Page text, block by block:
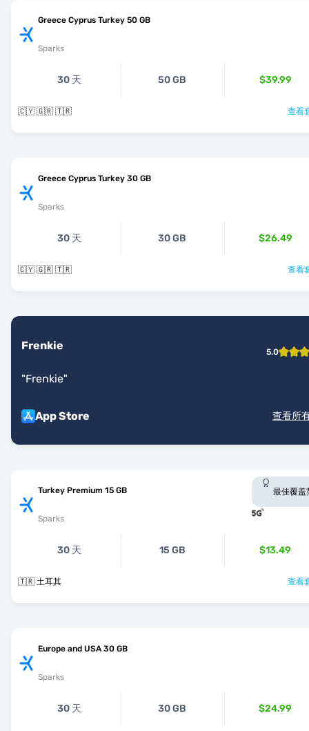
Greece Cyprus Turkey 50 GB
Sparks
30 天 50 GB $39.99
🇨🇾 🇬🇷 🇹🇷 查看
Greece Cyprus Turkey 30 GB
Sparks
30 天 30 GB $26.49
🇨🇾 🇬🇷 🇹🇷 查看
Frenkie 5.0
"Frenkie"
App Store 查看所
Turkey Premium 15 GB
Sparks
最佳覆盖
30 天 15 GB $13.49
🇹🇷 土耳其 查看
Europe and USA 30 GB
Sparks
30 天 30 GB $24.99